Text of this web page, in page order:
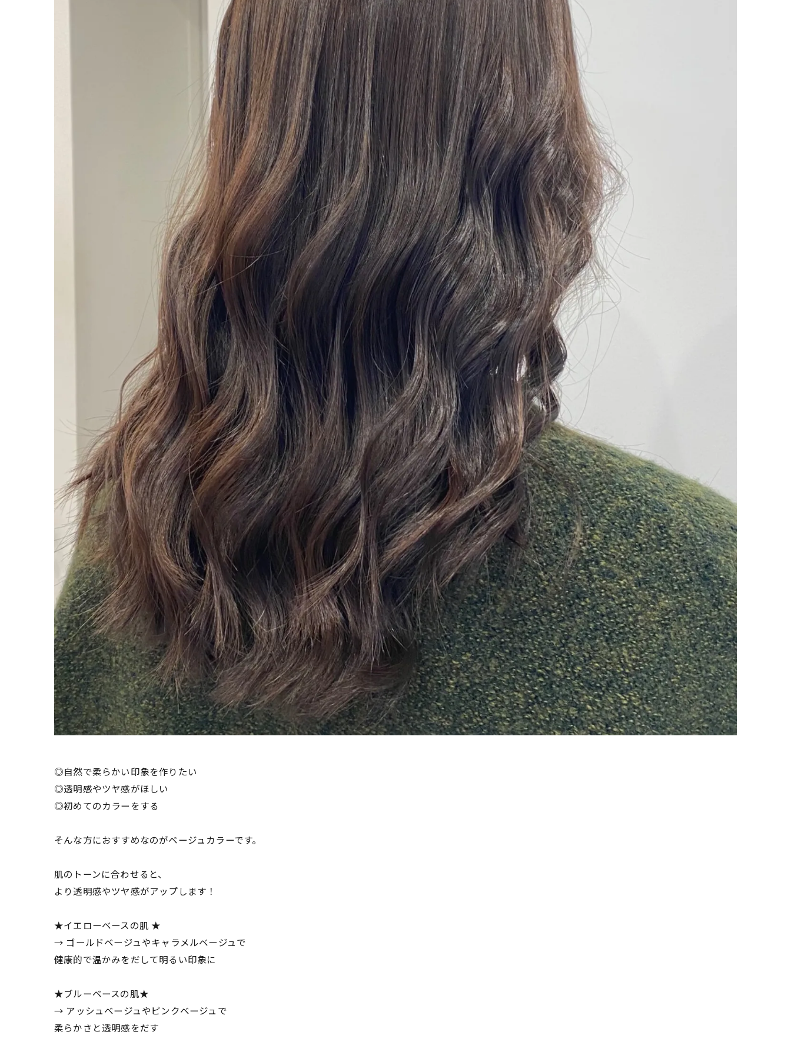
◎自然で柔らかい印象を作りたい
◎透明感やツヤ感がほしい
◎初めてのカラーをする
そんな方におすすめなのがベージュカラーです。
肌のトーンに合わせると、
より透明感やツヤ感がアップします！
★イエローベースの肌 ★
→ ゴールドベージュやキャラメルベージュで
健康的で温かみをだして明るい印象に
★ブルーベースの肌★
→ アッシュベージュやピンクベージュで
柔らかさと透明感をだす